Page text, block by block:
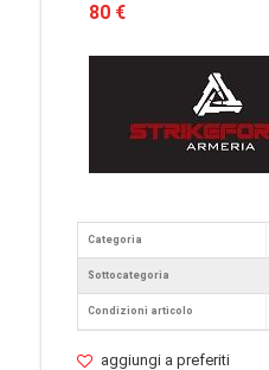
80 €
Categoria
Sottocategoria
Condizioni articolo
aggiungi a preferiti